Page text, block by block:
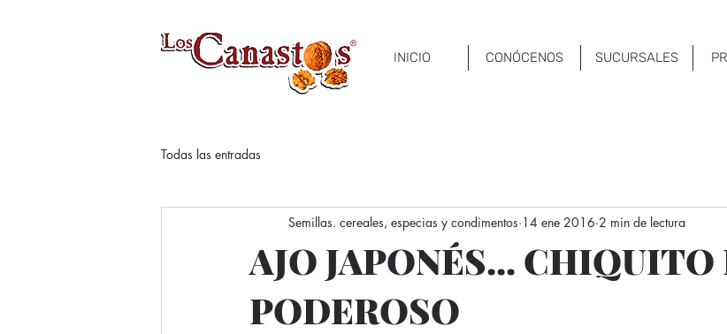
INICIO CONÓCENOS SUCURSALES
Todas las entradas
AJO JAPONÉS... CHIQUITO
PODEROSO
Semillas. cereales, especias y condimentos 14 ene 2016 2 min de lectura